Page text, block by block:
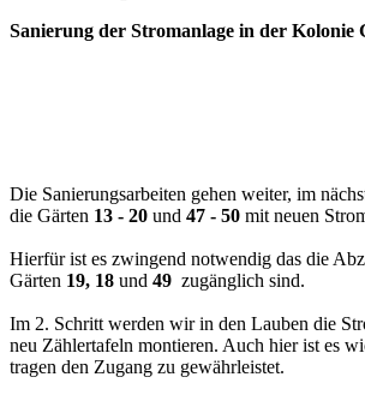
Sanierung der Stromanlage in der Kolonie
Die Sanierungsarbeiten gehen weiter, im
die Gärten 13 - 20 und 47 - 50 mit neuen
Hierfür ist es zwingend notwendig das die
Gärten 19, 18 und 49 zugänglich sind.
Im 2. Schritt werden wir in den Lauben die
neu Zählertafeln montieren. Auch hier ist es
tragen den Zugang zu gewährleistet.